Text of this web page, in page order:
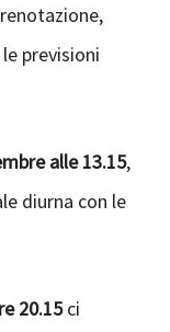
previsioni
alle 13.15,
diurna con le
20.15ci